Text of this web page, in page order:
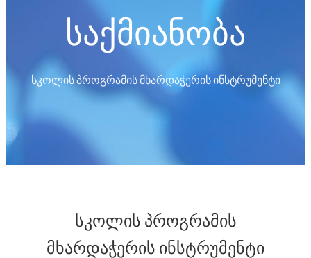
საქმიანობა
სკოლის პროგრამის მხარდაჭერის ინსტრუმენტი
სკოლის პროგრამის
მხარდაჭერის ინსტრუმენტი